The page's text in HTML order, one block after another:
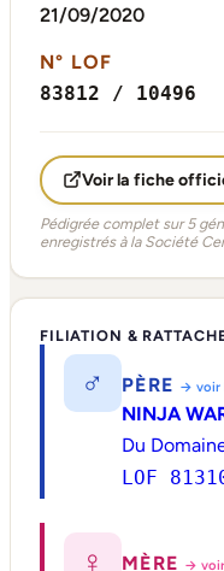
21/09/2020
N° LOF
83812 / 10496
Voir la fiche
Pédigrée complet sur 5
enregistrés à la Société
FILIATION &
♂ PÈRE → voir
NINJA
Du
LOF
♀ MÈRE →